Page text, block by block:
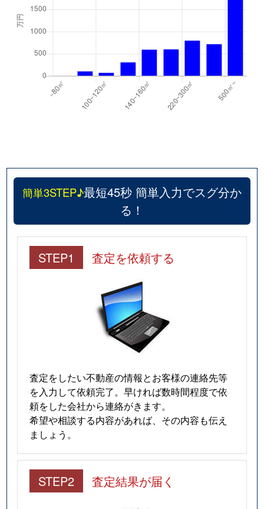
簡単3STEP♪最短45秒 簡単入力でスグ分か
る！
STEP1 査定を依頼する
査定をしたい不動産の情報とお客様の連絡先等
を入力して依頼完了。早ければ数時間程度で依
頼をした会社から連絡がきます。
希望や相談する内容があれば、その内容も伝え
ましょう。
STEP2 査定結果が届く